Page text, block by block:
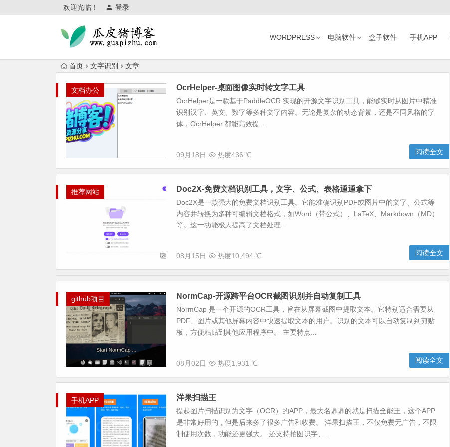
欢迎光临！ 登录
WORDPRESS 电脑软件 盒子软件 手机APP
首页 文字识别 文章
文档办公 OcrHelper-桌面图像实时转文字工具
OcrHelper是一款基于PaddleOCR 实现的开源文字识别工具，能够实时从图片中精准
识别汉字、英文、数字等多种文字内容。无论是复杂的动态背景，还是不同风格的字
体，OcrHelper 都能高效提...
09月18日 热度436 ℃ 阅读全文
推荐网站 Doc2X-免费文档识别工具，文字、公式、表格通通拿下
Doc2X是一款强大的免费文档识别工具。它能准确识别PDF或图片中的文字、公式等
内容并转换为多种可编辑文档格式，如Word（带公式）、LaTeX、Markdown（MD）
等。这一功能极大提高了文档处理...
08月15日 热度10,494 ℃ 阅读全文
github项目 NormCap-开源跨平台OCR截图识别并自动复制工具
NormCap 是一个开源的OCR工具，旨在从屏幕截图中提取文本。它特别适合需要从
PDF、图片或其他屏幕内容中快速提取文本的用户。识别的文本可以自动复制到剪贴
板，方便粘贴到其他应用程序中。 主要特点...
08月02日 热度1,931 ℃ 阅读全文
手机APP 洋果扫描王
提起图片扫描识别为文字（OCR）的APP，最大名鼎鼎的就是扫描全能王，这个APP
是非常好用的，但是后来多了很多广告和收费。 洋果扫描王，不仅免费无广告，不限
制使用次数，功能还更强大。 还支持拍图识字、...